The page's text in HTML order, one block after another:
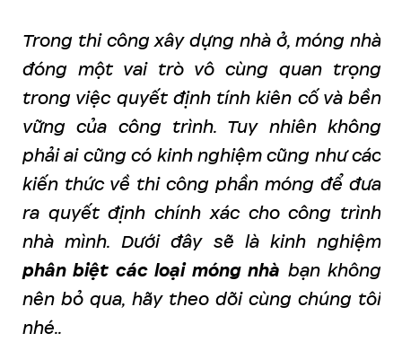
Trong thi công xây dựng nhà ở, móng nhà
đóng một vai trò vô cùng quan trọng
trong việc quyết định tính kiên cố và bền
vững của công trình. Tuy nhiên không
phải ai cũng có kinh nghiệm cũng như các
kiến thức về thi công phần móng để đưa
ra quyết định chính xác cho công trình
nhà mình. Dưới đây sẽ là kinh nghiệm
phân biệt các loại móng nhà bạn không
nên bỏ qua, hãy theo dõi cùng chúng tôi
nhé..